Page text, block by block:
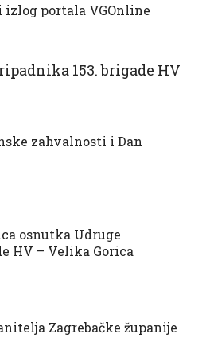
izlog portala VGOnline
153. brigade HV
zahvalnosti i Dan
osnutka Udruge
HV – Velika Gorica
Zagrebačke županije